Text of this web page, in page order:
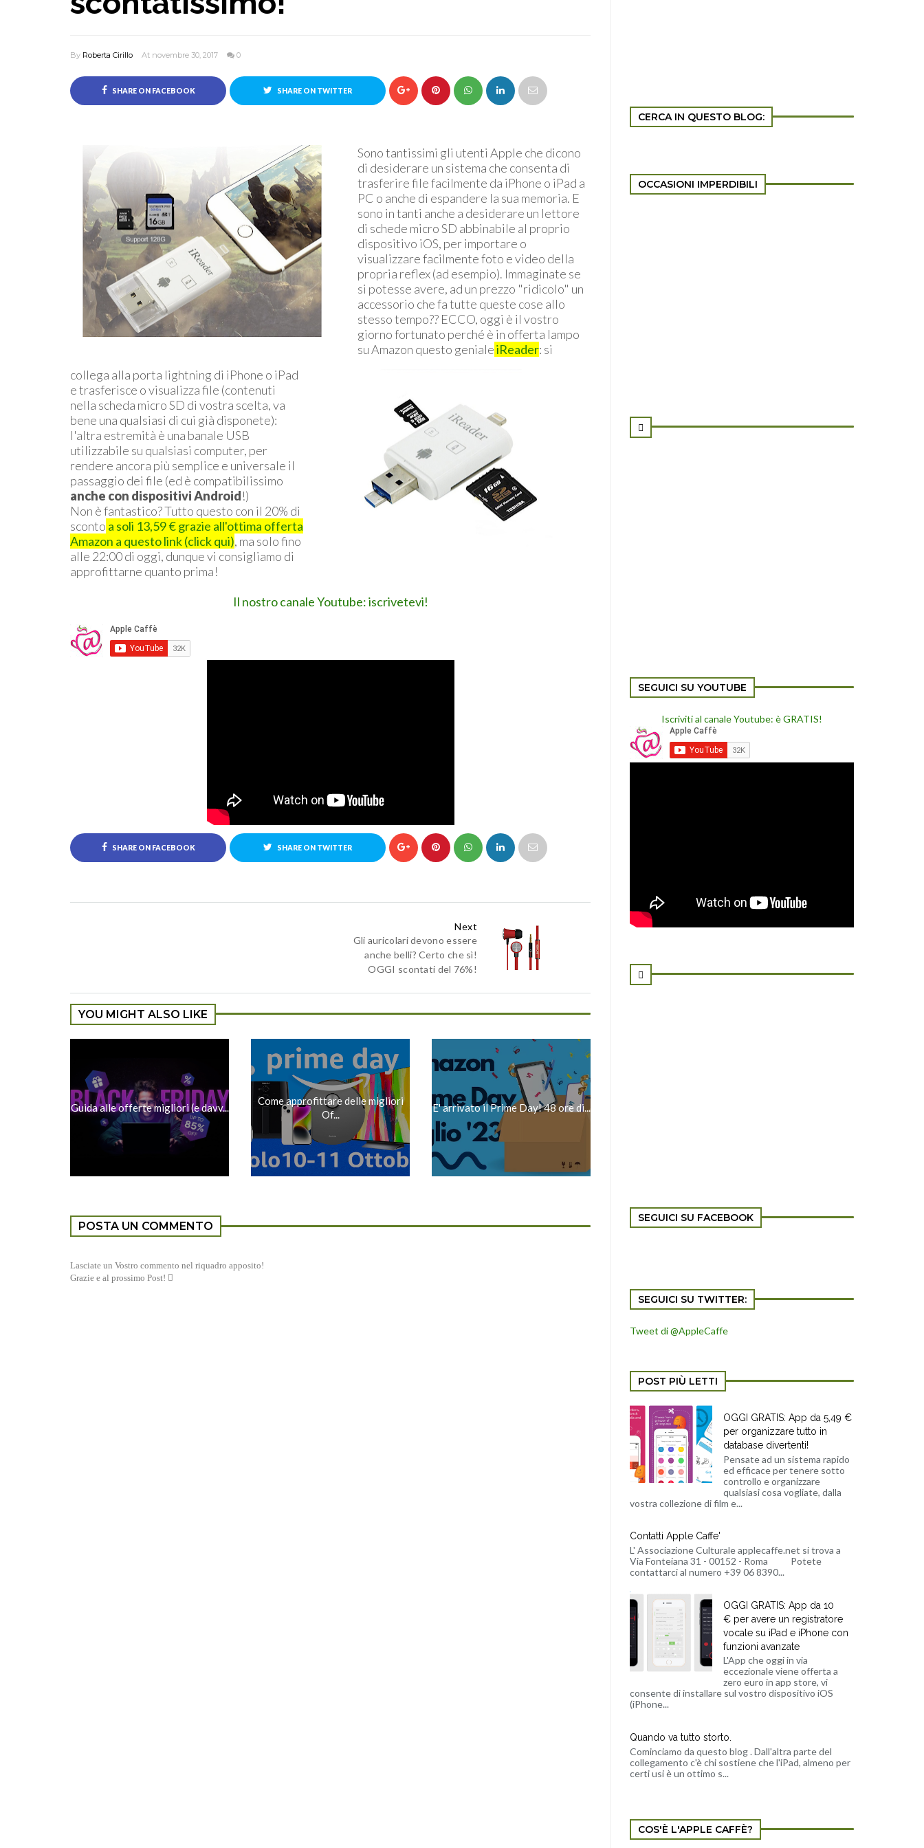
By Roberta Cirillo At novembre 30, 2017 0
SHARE ON FACEBOOK SHARE ON TWITTER
Sono tantissimi gli utenti Apple che dicono
di desiderare un sistema che consenta di
trasferire file facilmente da iPhone o iPad a
PC o anche di espandere la sua memoria. E
sono in tanti anche a desiderare un lettore
di schede micro SD abbinabile al proprio
dispositivo iOS, per importare o
visualizzare facilmente foto e video della
propria reflex (ad esempio). Immaginate se
si potesse avere, ad un prezzo "ridicolo" un
accessorio che fa tutte queste cose allo
stesso tempo?? ECCO, oggi è il vostro
giorno fortunato perché è in offerta lampo
su Amazon questo genialeiReader: si
collega alla porta lightning di iPhone o iPad
e trasferisce o visualizza file (contenuti
nella scheda micro SD di vostra scelta, va
bene una qualsiasi di cui già disponete):
l'altra estremità è una banale USB
utilizzabile su qualsiasi computer, per
rendere ancora più semplice e universale il
passaggio dei file (ed è compatibilissimo
anche con dispositivi Android!)
Non è fantastico? Tutto questo con il 20% di
sconto a soli 13,59 € grazie all'ottima offerta
Amazon a questo link (click qui), ma solo fino
alle 22:00 di oggi, dunque vi consigliamo di
approfittarne quanto prima!
Il nostro canale Youtube: iscrivetevi!
SHARE ON FACEBOOK SHARE ON TWITTER
Next
Gli auricolari devono essere
anche belli? Certo che sì!
OGGI scontati del 76%!
YOU MIGHT ALSO LIKE
Guida alle offerte migliori (e davv...
Come approfittare delle migliori
Of...
E' arrivato il Prime Day! 48 ore di...
POSTA UN COMMENTO
Lasciate un Vostro commento nel riquadro apposito!
Grazie e al prossimo Post! 
CERCA IN QUESTO BLOG:
OCCASIONI IMPERDIBILI

SEGUICI SU YOUTUBE
Iscriviti al canale Youtube: è GRATIS!

SEGUICI SU FACEBOOK
SEGUICI SU TWITTER:
Tweet di @AppleCaffe
POST PIÙ LETTI
OGGI GRATIS: App da 5,49 €
per organizzare tutto in
database divertenti!
Pensate ad un sistema rapido
ed efficace per tenere sotto
controllo e organizzare
qualsiasi cosa vogliate, dalla
vostra collezione di film e...
Contatti Apple Caffe'
L' Associazione Culturale applecaffe.net si trova a
Via Fonteiana 31 - 00152 - Roma Potete
contattarci al numero +39 06 8390...
OGGI GRATIS: App da 10
€ per avere un registratore
vocale su iPad e iPhone con
funzioni avanzate
L'App che oggi in via
eccezionale viene offerta a
zero euro in app store, vi
consente di installare sul vostro dispositivo iOS
(iPhone...
Quando va tutto storto.
Cominciamo da questo blog . Dall'altra parte del
collegamento c'è chi sostiene che l'iPad, almeno per
certi usi è un ottimo s...
COS'È L'APPLE CAFFÈ?